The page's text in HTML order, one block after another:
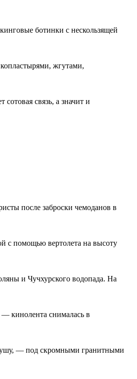
ботинки с нескользящей
жгутами,
связь, а значит и
после заброски чемоданов в
с помощью вертолета на высоту
и Чучхурского водопада. На
— кинолента снималась в
— под скромными гранитными